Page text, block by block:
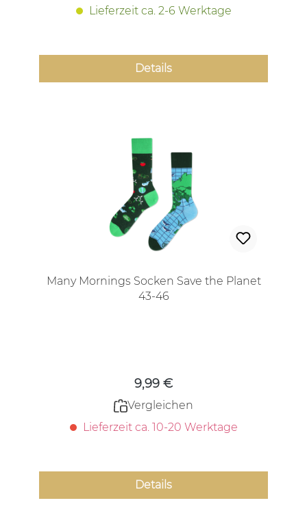
Lieferzeit ca. 2-6 Werktage
Details
Many Mornings Socken Save the Planet
43-46
9,99 €
Vergleichen
Lieferzeit ca. 10-20 Werktage
Details